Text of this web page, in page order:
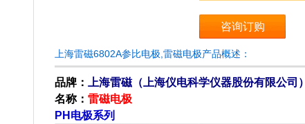
咨询订购
上海雷磁6802A参比电极,雷磁电极产品概述：
品牌： 上海雷磁（ 上海仪电科学仪器股份有限公司 ）
名称： 雷磁电极
PH电极系列